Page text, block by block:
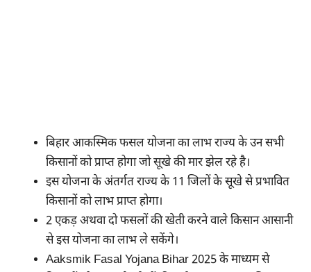
बिहार आकस्मिक फसल योजना का लाभ राज्य के उन सभी
किसानों को प्राप्त होगा जो सूखे की मार झेल रहे है।
इस योजना के अंतर्गत राज्य के 11 जिलों के सूखे से प्रभावित
किसानों को लाभ प्राप्त होगा।
2 एकड़ अथवा दो फसलों की खेती करने वाले किसान आसानी
से इस योजना का लाभ ले सकेंगे।
Aaksmik Fasal Yojana Bihar 2025 के माध्यम से